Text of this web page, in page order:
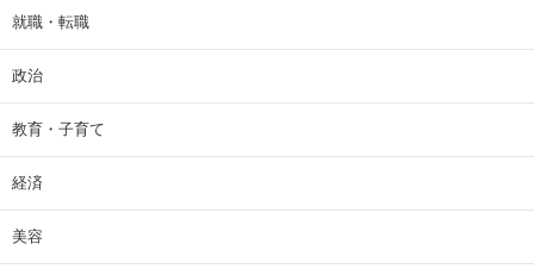
就職・転職
政治
教育・子育て
経済
美容